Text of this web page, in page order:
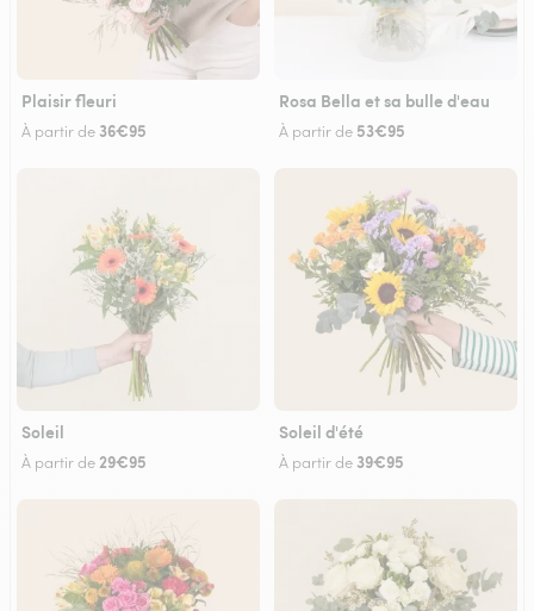
Plaisir fleuri
À partir de 36€95
Rosa Bella et sa bulle d'eau
À partir de 53€95
Soleil
À partir de 29€95
Soleil d'été
À partir de 39€95